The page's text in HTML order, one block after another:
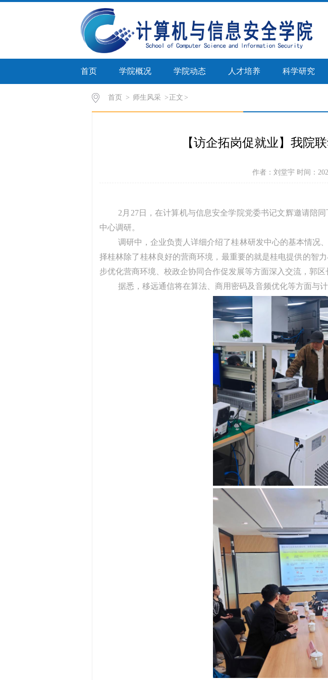
首页 学院概况 学院动态 人才培养 科学研究
首页 > 师生风采 > 正文
【访企拓岗促就业】我院
作者：刘堂宇 时间：
2月27日，在计算机与信息安全学院党委书记文辉邀请陪
中心调研。
调研中，企业负责人详细介绍了桂林研发中心的基本情况
择桂林除了桂林良好的营商环境，最重要的就是桂电提供的智
步优化营商环境、校政企协同合作促发展等方面深入交流，郭
据悉，移远通信将在算法、商用密码及音频优化等方面与